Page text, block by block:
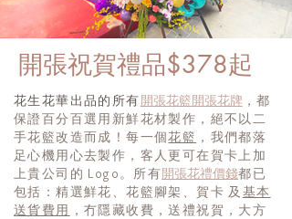
開張祝賀禮品$378起
花生花華出品的所有開張花籃開張花牌 ，都
保證百分百選用新鮮花材製作，絕不以二
手花籃改造而成！每一個花籃 ，我們都落
足心機用心去製作，客人更可在賀卡上加
上貴公司的 Logo。所有開張花禮價錢都已
包括：精選鮮花、花籃腳架、賀卡 及 基本
送貨費用 ，冇隱藏收費，送禮祝賀，大方